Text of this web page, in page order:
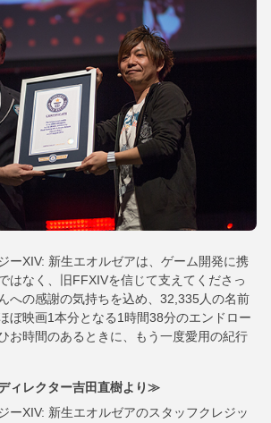
ーXIV: 新生エオルゼアは、ゲーム開発に携
はなく、旧FFXIVを信じて支えてくださっ
への感謝の気持ちを込め、32,335人の名前
ぼ映画1本分となる1時間38分のエンドロー
お時間のあるときに、もう一度愛用の紀行
ィレクター吉田直樹より≫
ーXIV: 新生エオルゼアのスタッフクレジッ